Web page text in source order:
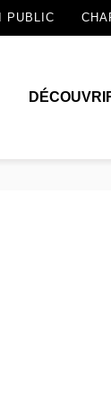
PUBLIC